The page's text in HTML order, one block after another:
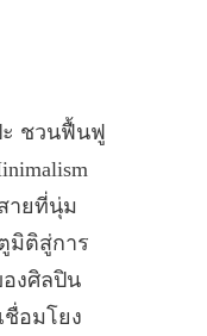
ะ ชวนฟื้นฟู
ายที่นุ่ม
มิติสู่การ
งศิลปิน
อมโยง